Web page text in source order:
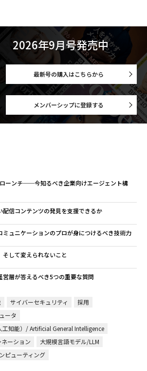
2026年9月号発売中
最新号の購入はこちらから
メンバーシップに登録する
ーンチ──今知るべき企業向けエージェント構
配信コンテンツの発見を支援できるか
ュニケーションのプロが身につけるべき技術力
して変えられないこと
営層が答えるべき5つの重要な質問
サイバーセキュリティ
採用
ータ
工知能）/ Artificial General Intelligence
ーション
大規模言語モデル/LLM
ピューティング